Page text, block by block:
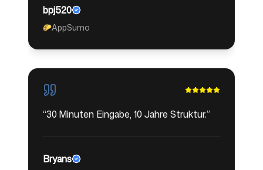
bpj520
🌮AppSumo
“30 Minuten Eingabe, 10 Jahre Struktur.”
Bryans